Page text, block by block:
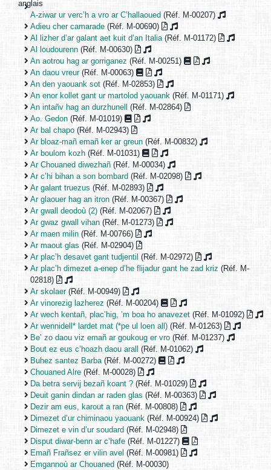
anglais
A-ziwar ur verc’h a vro ar C’hallaoued (Réf. M-00207)
Adieu cher camarade (Réf. M-00690)
Al lizher d’ar galant aet kuit d’an Italia(Réf. M-01172)
Al loudourenn (Réf. M-00630)
An aotrou hag ar gorriganez (Réf. M-00251)
An daou vreur(Réf. M-00063)
An den yaouank sot (Réf. M-02853)
An enor kollet gant ur martolod yaouank (Réf. M-01171)
An intañv hag an durzhunell
(Réf. M-02864)
Ao. Gedon (Réf. M-01019)
Ar bal chapo (Réf. M-02943)
Ar bloaz-mañ emañ ker ar greun (Réf. M-00832)
Ar boulom kozh (Réf. M-01031)
Ar Chouaned diwezhañ (Réf. M-00034)
Ar c’hi bihan a son bombard (Réf. M-02098)
Ar galant truezus (Réf. M-02893)
Ar glaouer hag an itron (Réf. M-00367)
Ar gwall deodoù (2) (Réf. M-02067)
Ar gwaz gwall vihan (Réf. M-01273)
Ar maen milin (Réf. M-00766)
Ar maout glas (Réf. M-02904)
Ar plac’h desavet gant tudjentil (Réf. M-02972)
Ar plac’h dimezet a-enep d’he flijadur gant he zad kriz (Réf. M-
02818)
Ar skolaer(Réf. M-00949)
Ar vinorezig lazherez (Réf. M-00204)
Ar wech kentañ, plac’hig, ’m boa ho anavezet (Réf. M-01092)
Ar wennidell* lardet mat (*pe ul loen all) (Réf. M-01263)
Be’ zo daou viz emañ ar goukoug er vro (Réf. M-01237)
Bout ez eus c’hoazh daou arall (Réf. M-01062)
Buhez santez Barba(Réf. M-00272)
Chouaned Alre (Réf. M-00028)
Da betra servij bezañ koant ? (Réf. M-01029)
Deuit ganin dindan ar raden glas (Réf. M-00363)
Dezir am eus, karout a ran (Réf. M-00808)
Dimezet d’ur chiminaou yaouank (Réf. M-00924)
Dimezet e vin d’ur soudard (Réf. M-02948)
Disput diwar-benn ar c’hafe (Réf. M-01227)
Emañ Frañsez er vilin avel (Réf. M-00981)
Emgannoù ar Chouaned (Réf. M-00030)